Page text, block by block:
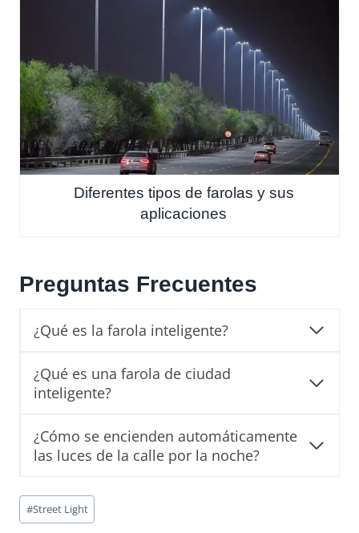
Diferentes tipos de farolas y sus
aplicaciones
Preguntas Frecuentes
¿Qué es la farola inteligente?
¿Qué es una farola de ciudad
inteligente?
¿Cómo se encienden automáticamente
las luces de la calle por la noche?
Post
Tags:
#Street Light